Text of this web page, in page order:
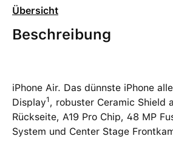
Übersicht
Beschreibung
iPhone Air. Das dünnste iPhone
Display1 , robuster Ceramic Shield
Rückseite, A19 Pro Chip, 48 MP
System und Center Stage